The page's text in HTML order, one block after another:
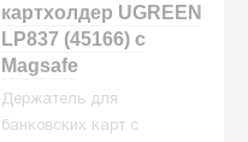
картхолдер UGREEN
LP837 (45166) с
Magsafe
Держатель для
банковских карт с